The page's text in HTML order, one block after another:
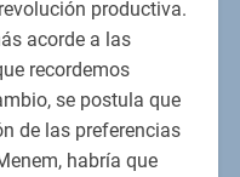
productiva.
acorde a las
recordemos
se postula que
de las preferencias
habría que